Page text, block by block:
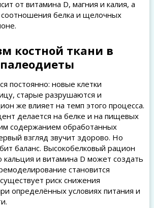
от витамина D, магния и калия, а
белка и щелочных
костной ткани в
постоянно: новые клетки
старые разрушаются и
же влияет на темп этого процесса.
делается на белке и на пищевых
содержанием обработанных
взгляд звучит здорово. Но
баланс. Высокобелковый рацион
кальция и витамина D может создать
становится
риск снижения
определённых условиях питания и